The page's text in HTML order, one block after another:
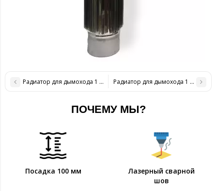
Радиатор для дымохода 1 м D 120 мм толщина 0,8 мм
Радиатор для дымохода 1 м D 150
ПОЧЕМУ МЫ?
Посадка 100 мм
Лазерный сварной
шов